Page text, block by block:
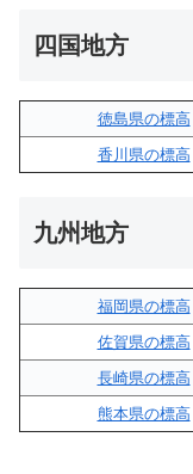
四国地方
徳島県の標高
香川県の標高
九州地方
福岡県の標高
佐賀県の標高
長崎県の標高
熊本県の標高